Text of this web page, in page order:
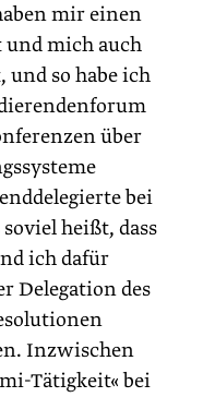
mir einen
und mich auch
und so habe ich
über
bei
heißt, dass
ich dafür
Delegation des
Inzwischen
Tätigkeit« bei